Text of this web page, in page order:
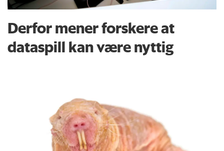
Derfor mener forskere at
dataspill kan være nyttig